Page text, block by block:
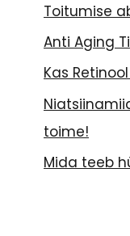
Toitumise
Anti Aging
Kas
toime!
Mida teeb